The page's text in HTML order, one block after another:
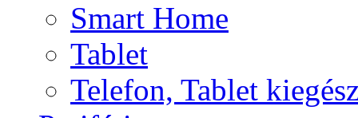
Smart Home
Tablet
Telefon, Tablet